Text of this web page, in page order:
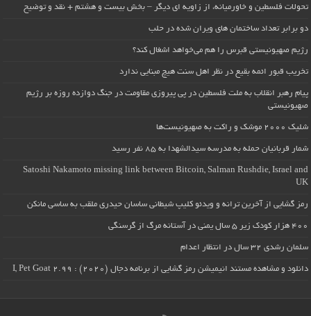
تحولات فلسطین و خاورمیانه، از زاویه ای دیگر – بخش بیست و هشتم + نقد و توضیح
دو برابر تعداد ساختمان های ویران شده در حلب
رژیم صهیونیستی قبرس را هم می‌خواهد اشغال کند؟
تخریب قبور ائمه بقیع در نظر اهل سنت هیچ مبنایی ندارد
پیام رهبر انقلاب به ملت فلسطین در پی پیروزی مقاومت در جنگ دوازده روزه بر رژیم
صهیونیستی
شلیک ۲۰۰۰ موشک و راکت به صهیونیست‌ها
شمار قربانیان حمله به مدرسه سیدالشهدا به ۸۵ نفر رسید
Satoshi Nakamoto missing link between Bitcoin, Salman Rushdie, Israel and
UK
رمز گشایی از آخرین ترانه و ویدئو کلیپ شیطانی ساسان حیدری ملقب به ساسی مانکن
۴۰۰ هزار کودک زیر ۵ سال یمنی در آستانه مرگ از گرسنگی
سلمان رشدی ۳۲ سال در انتظار اعدام
دانلود و مشاهده مستند انیمیشن رمز گشایی از برنامه دجال (۲۰۲۰) : I, Pet Goat 2.99